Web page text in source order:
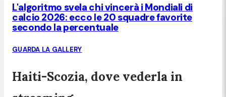
L'algoritmo svela chi vincerà i Mondiali di
calcio 2026: ecco le 20 squadre favorite
secondo la percentuale
GUARDA LA GALLERY
Haiti-Scozia, dove vederla in